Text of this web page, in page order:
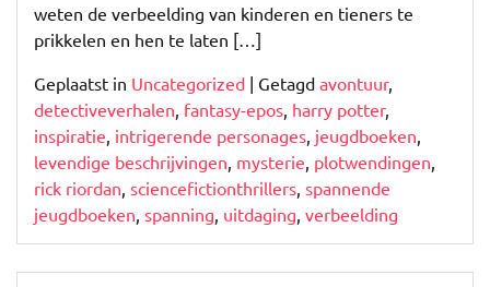
weten de verbeelding van kinderen en tieners te
prikkelen en hen te laten […]
Geplaatst in Uncategorized | Getagd avontuur,
detectiveverhalen, fantasy-epos, harry potter,
inspiratie, intrigerende personages, jeugdboeken,
levendige beschrijvingen, mysterie, plotwendingen,
rick riordan, sciencefictionthrillers, spannende
jeugdboeken, spanning, uitdaging, verbeelding